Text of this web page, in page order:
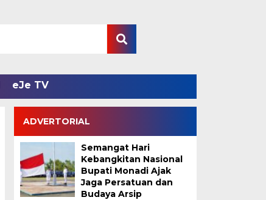
eJe TV
ADVERTORIAL
Semangat Hari
Kebangkitan Nasional
Bupati Monadi Ajak
Jaga Persatuan dan
Budaya Arsip